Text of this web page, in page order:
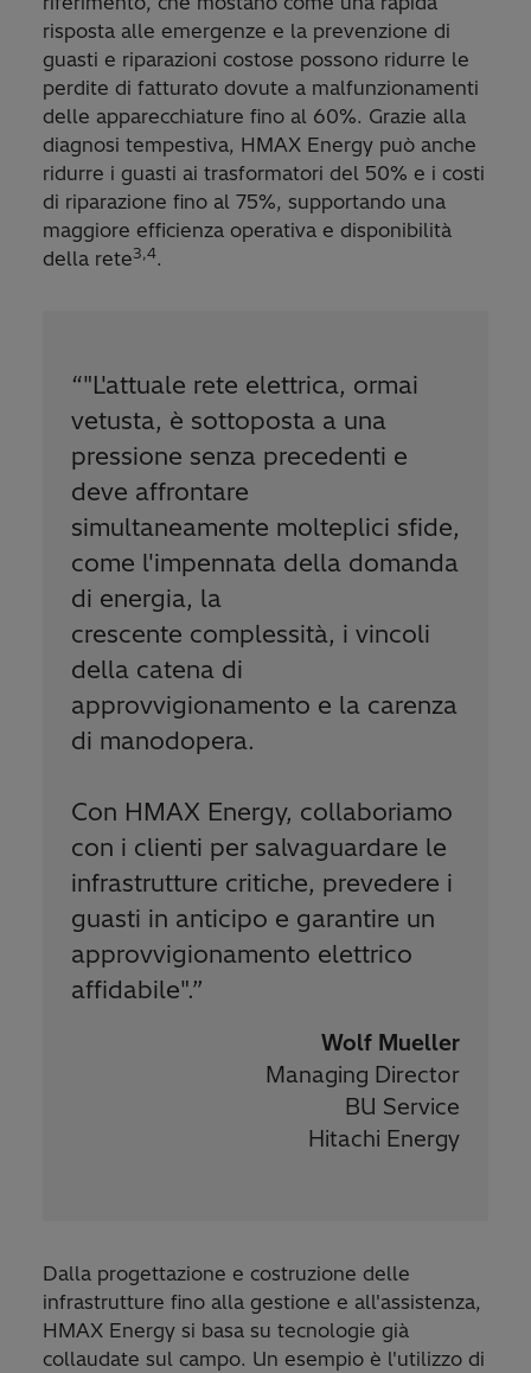
risposta alle emergenze e la prevenzione di
guasti e riparazioni costose possono ridurre le
perdite di fatturato dovute a malfunzionamenti
delle apparecchiature fino al 60%. Grazie alla
diagnosi tempestiva, HMAX Energy può anche
ridurre i guasti ai trasformatori del 50% e i costi
di riparazione fino al 75%, supportando una
maggiore efficienza operativa e disponibilità
della rete3,4.
“"L'attuale rete elettrica, ormai
vetusta, è sottoposta a una
pressione senza precedenti e
deve affrontare
simultaneamente molteplici sfide,
come l'impennata della domanda
di energia, la
crescente complessità, i vincoli
della catena di
approvvigionamento e la carenza
di manodopera.
Con HMAX Energy, collaboriamo
con i clienti per salvaguardare le
infrastrutture critiche, prevedere i
guasti in anticipo e garantire un
approvvigionamento elettrico
affidabile".”
Wolf Mueller
Managing Director
BU Service
Hitachi Energy
Dalla progettazione e costruzione delle
infrastrutture fino alla gestione e all'assistenza,
HMAX Energy si basa su tecnologie già
collaudate sul campo. Un esempio è l'utilizzo di